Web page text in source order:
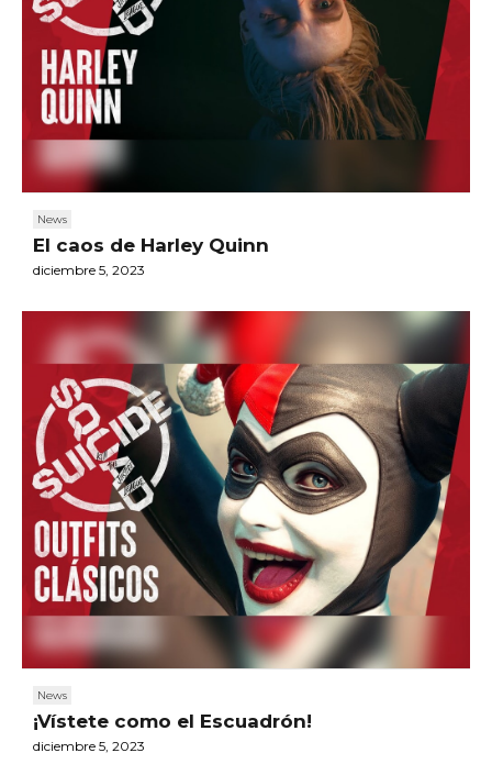
News
El caos de Harley Quinn
diciembre 5, 2023
News
¡Vístete como el Escuadrón!
diciembre 5, 2023